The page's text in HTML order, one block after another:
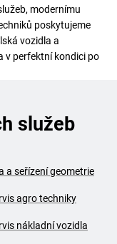
modernímu
poskytujeme
vozidla a
v perfektní kondici po
služeb
a seřízení geometrie
agro techniky
nákladní vozidla